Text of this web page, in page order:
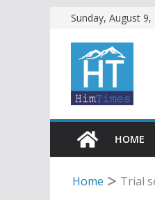
Skip
content
Sunday, August 9,
HOME
Home Trial